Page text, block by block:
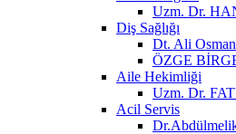
Uzm. Dr.
Diş Sağlığı
Dt. Ali
ÖZGE
Aile Hekimliği
Uzm. Dr.
Acil Servis